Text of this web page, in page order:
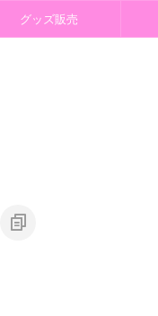
グッズ販売